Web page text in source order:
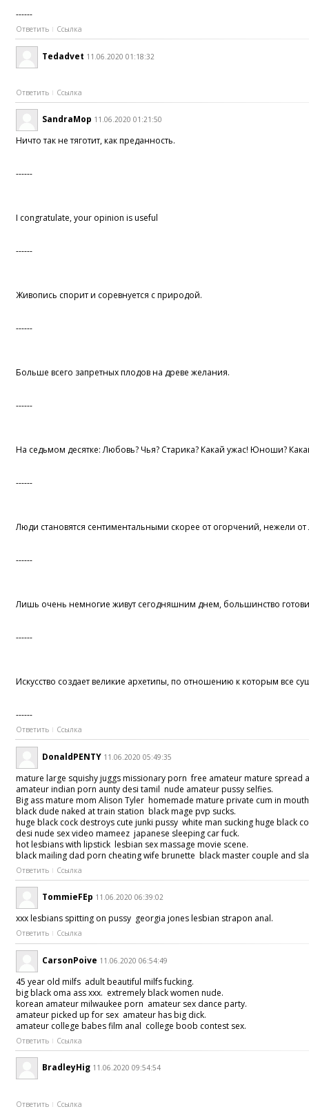
------
Ответить Ссылка
Tedadvet 11.06.2020 01:18:32
Ответить Ссылка
SandraMop 11.06.2020 01:21:50
Ничто так не тяготит, как преданность.
------
I congratulate, your opinion is useful
------
Живопись спорит и соревнуется с природой.
------
Больше всего запретных плодов на древе желания.
------
На седьмом десятке: Любовь? Чья? Старика? Какай ужас! Юноши?
------
Люди становятся сентиментальными скорее от огорчений, нежели
------
Лишь очень немногие живут сегодняшним днем, большинство
------
Искусство создает великие архетипы, по отношению к которым все
------
Ответить Ссылка
DonaldPENTY 11.06.2020 05:49:35
mature large squishy juggs missionary porn free amateur mature spread
amateur indian porn aunty desi tamil nude amateur pussy selfies.
Big ass mature mom Alison Tyler homemade mature private cum in
black dude naked at train station black mage pvp sucks.
huge black cock destroys cute junki pussy white man sucking huge black
desi nude sex video mameez japanese sleeping car fuck.
hot lesbians with lipstick lesbian sex massage movie scene.
black mailing dad porn cheating wife brunette black master couple and
Ответить Ссылка
TommieFEp 11.06.2020 06:39:02
xxx lesbians spitting on pussy georgia jones lesbian strapon anal.
Ответить Ссылка
CarsonPoive 11.06.2020 06:54:49
45 year old milfs adult beautiful milfs fucking.
big black oma ass xxx. extremely black women nude.
korean amateur milwaukee porn amateur sex dance party.
amateur picked up for sex amateur has big dick.
amateur college babes film anal college boob contest sex.
Ответить Ссылка
BradleyHig 11.06.2020 09:54:54
Ответить Ссылка